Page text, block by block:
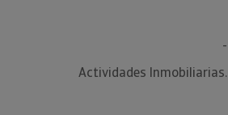
-
Actividades Inmobiliarias.